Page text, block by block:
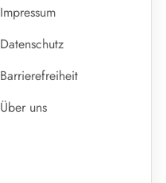
Impressum
Datenschutz
Barrierefreiheit
Über uns